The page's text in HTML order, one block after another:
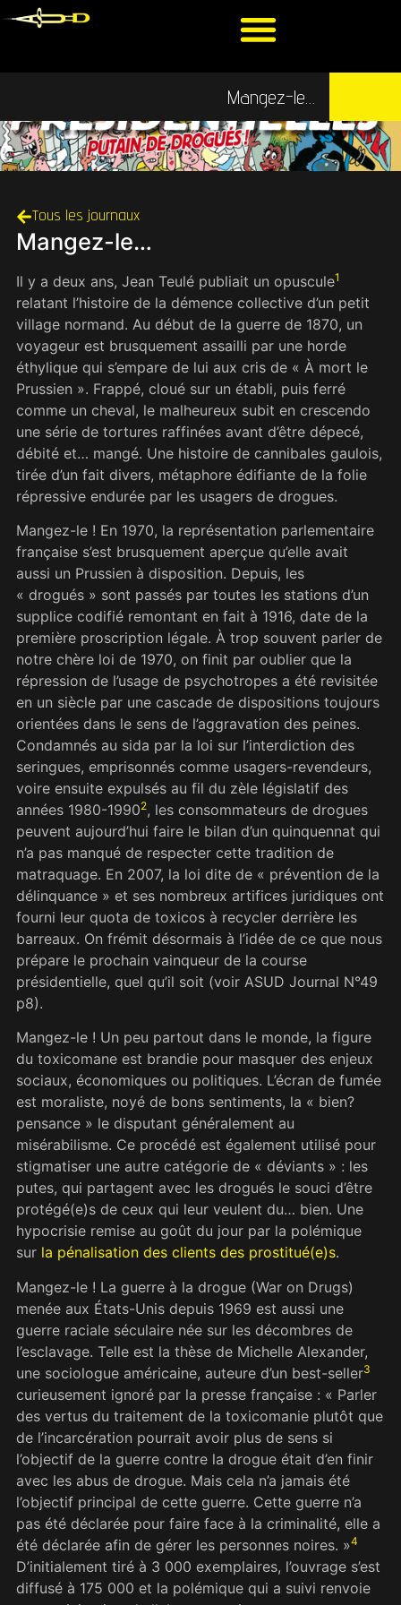
Mangez-le…
Tous les journaux
Mangez-le…
Il y a deux ans, Jean Teulé publiait un opuscule1
relatant l’histoire de la démence collective d’un petit
village normand. Au début de la guerre de 1870, un
voyageur est brusquement assailli par une horde
éthylique qui s’empare de lui aux cris de « À mort le
Prussien ». Frappé, cloué sur un établi, puis ferré
comme un cheval, le malheureux subit en crescendo
une série de tortures raffinées avant d’être dépecé,
débité et… mangé. Une histoire de cannibales gaulois,
tirée d’un fait divers, métaphore édifiante de la folie
répressive endurée par les usagers de drogues.
Mangez-le ! En 1970, la représentation parlementaire
française s’est brusquement aperçue qu’elle avait
aussi un Prussien à disposition. Depuis, les
« drogués » sont passés par toutes les stations d’un
supplice codifié remontant en fait à 1916, date de la
première proscription légale. À trop souvent parler de
notre chère loi de 1970, on finit par oublier que la
répression de l’usage de psychotropes a été revisitée
en un siècle par une cascade de dispositions toujours
orientées dans le sens de l’aggravation des peines.
Condamnés au sida par la loi sur l’interdiction des
seringues, emprisonnés comme usagers-revendeurs,
voire ensuite expulsés au fil du zèle législatif des
années 1980-19902, les consommateurs de drogues
peuvent aujourd’hui faire le bilan d’un quinquennat qui
n’a pas manqué de respecter cette tradition de
matraquage. En 2007, la loi dite de « prévention de la
délinquance » et ses nombreux artifices juridiques ont
fourni leur quota de toxicos à recycler derrière les
barreaux. On frémit désormais à l’idée de ce que nous
prépare le prochain vainqueur de la course
présidentielle, quel qu’il soit (voir ASUD Journal N°49
p8).
Mangez-le ! Un peu partout dans le monde, la figure
du toxicomane est brandie pour masquer des enjeux
sociaux, économiques ou politiques. L’écran de fumée
est moraliste, noyé de bons sentiments, la « bien?
pensance » le disputant généralement au
misérabilisme. Ce procédé est également utilisé pour
stigmatiser une autre catégorie de « déviants » : les
putes, qui partagent avec les drogués le souci d’être
protégé(e)s de ceux qui leur veulent du… bien. Une
hypocrisie remise au goût du jour par la polémique
sur la pénalisation des clients des prostitué(e)s.
Mangez-le ! La guerre à la drogue (War on Drugs)
menée aux États-Unis depuis 1969 est aussi une
guerre raciale séculaire née sur les décombres de
l’esclavage. Telle est la thèse de Michelle Alexander,
une sociologue américaine, auteure d’un best-seller3
curieusement ignoré par la presse française : « Parler
des vertus du traitement de la toxicomanie plutôt que
de l’incarcération pourrait avoir plus de sens si
l’objectif de la guerre contre la drogue était d’en finir
avec les abus de drogue. Mais cela n’a jamais été
l’objectif principal de cette guerre. Cette guerre n’a
pas été déclarée pour faire face à la criminalité, elle a
été déclarée afin de gérer les personnes noires. »4
D’initialement tiré à 3 000 exemplaires, l’ouvrage s’est
diffusé à 175 000 et la polémique qui a suivi renvoie